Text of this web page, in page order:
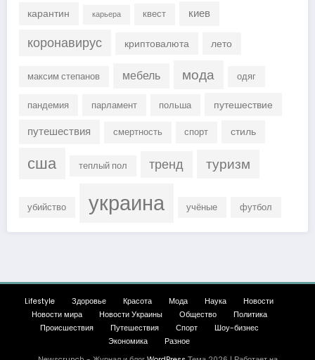
карантин
карьера квест киев
коронавирус криптовалюта лето
максим степанов мебель мода одяг
пандемия парламент польша путешествие
путешествия смертность спорт стиль
сша теплый пол тренд туризм
убийство украина учёные футбол
Lifestyle Здоровье Красота Мода Наука
Новости
Новости мира
Новости Украины Общество
Политика
Происшествия
Путешествия Спорт
Шоу-бизнес
Экономика
Разное